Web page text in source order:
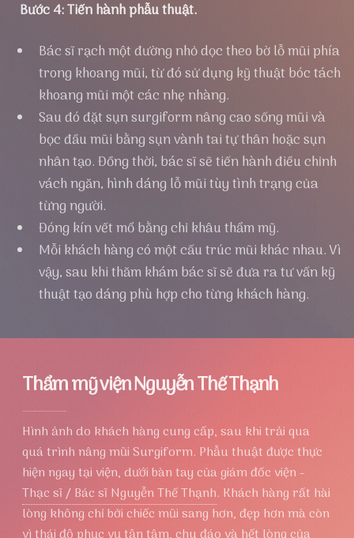
Bước 4: Tiến hành phẫu thuật.
Bác sĩ rạch một đường nhỏ dọc theo bờ lỗ mũi phía
trong khoang mũi, từ đó sử dụng kỹ thuật bóc tách
khoang mũi một các nhẹ nhàng.
Sau đó đặt sụn surgiform nâng cao sống mũi và
bọc đầu mũi bằng sụn vành tai tự thân hoặc sụn
nhân tạo. Đồng thời, bác sĩ sẽ tiến hành điều chỉnh
vách ngăn, hình dáng lỗ mũi tùy tình trạng của
từng người.
Đóng kín vết mổ bằng chỉ khâu thẩm mỹ.
Mỗi khách hàng có một cấu trúc mũi khác nhau. Vì
vậy, sau khi thăm khám bác sĩ sẽ đưa ra tư vấn kỹ
thuật tạo dáng phù hợp cho từng khách hàng.
Thẩm mỹ viện Nguyễn Thế Thạnh
Hình ảnh do khách hàng cung cấp, sau khi trải qua
quá trình nâng mũi Surgiform. Phẫu thuật được thực
hiện ngay tại viện, dưới bàn tay của giám đốc viện -
Thạc sĩ / Bác sĩ Nguyễn Thế Thạnh. Khách hàng rất hài
lòng không chỉ bởi chiếc mũi sang hơn, đẹp hơn mà còn